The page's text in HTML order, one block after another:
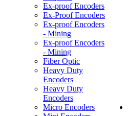
Ex-proof Encoders
Ex-Proof Encoders
Ex-proof Encoders
- Mining
Ex-proof Encoders
- Mining
Fiber Optic
Heavy Duty
Encoders
Heavy Duty
Encoders
Micro Encoders